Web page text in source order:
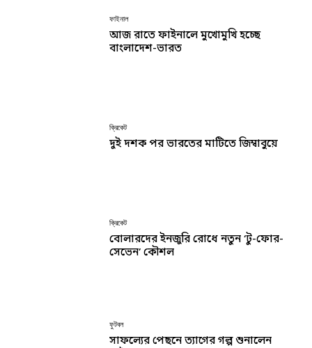
ফাইনাল
আজ রাতে ফাইনালে মুখোমুখি হচ্ছে
বাংলাদেশ-ভারত
ক্রিকেট
দুই দশক পর ভারতের মাটিতে জিম্বাবুয়ে
ক্রিকেট
বোলারদের ইনজুরি রোধে নতুন ‘টু-ফোর-
সেভেন’ কৌশল
ফুটবল
সাফল্যের পেছনে ত্যাগের গল্প শুনালেন